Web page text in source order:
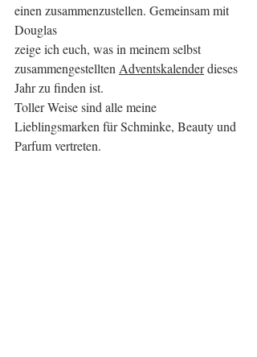
einen zusammenzustellen. Gemeinsam mit
Douglas
zeige ich euch, was in meinem selbst
zusammengestellten Adventskalender dieses
Jahr zu finden ist.
Toller Weise sind alle meine
Lieblingsmarken für Schminke, Beauty und
Parfum vertreten.